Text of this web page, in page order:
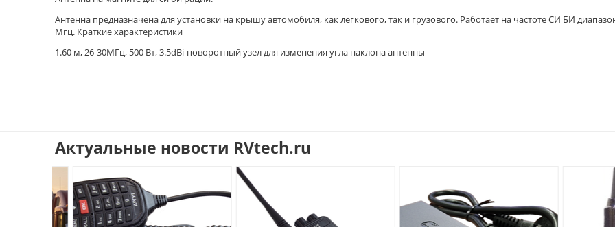
Антенна предназначена для установки на крышу автомобиля, как легкового, так и грузового. Работает на частоте СИ БИ
Мгц. Краткие характеристики
1.60 м, 26-30МГц, 500 Вт, 3.5dBi-поворотный узел для изменения угла наклона антенны
Актуальные новости RVtech.ru